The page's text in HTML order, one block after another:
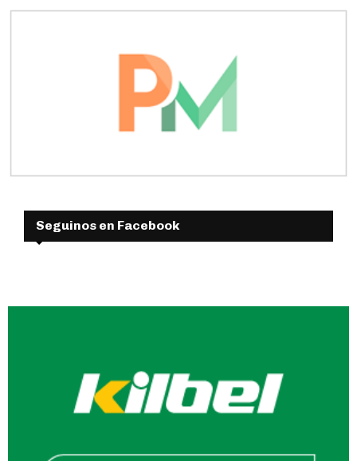
Seguinos en Facebook